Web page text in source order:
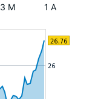
3 M 1 A